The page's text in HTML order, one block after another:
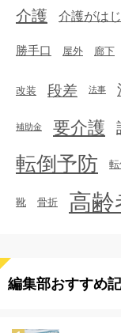
介護 介護がは
勝手口 屋外 廊下
改装 段差 法事
補助金 要介護
転倒予防
靴 骨折 高齢
編集部おすすめ